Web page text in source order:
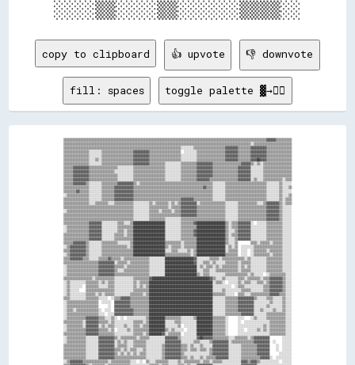
copy to clipboard 👍 upvote 👎 downvote
fill: spaces toggle palette ▓→✊🏽
▒▒▒▒▒▒▒▒▒▒▒▒▒▒▒▒▒▒▒▒▒▒▒▒▒▒▒▒▒▒▒▒▒▒▒▒▒▒▒▒▒▒▒▒▒▒▒▒▒▒▒▒▒▒▒▒▒▒▒▒▒▒▒▒▒▒▒▒▒▒▒▒▒▒▒▒▒▒▒▒▒▒▒▒▒▒▒▒▒▒▒▒▒▒▒▒▒▒▒▒▒▒▒▒▒▒▒▒▒▒▒▒▒▒▒▒▒▒▒▒▒▒▒▒▒▒▒▒▓▓▓▓▓▓▒▒▒▒▒▒▒▒▒▒
▒▒▒▒▒▒▒▒▒▒▒▒▒▒▒▒▒▒▒▒▒▒▒▒▒▒▒▒▒▒▒▒▒▒▒▒▒▒▒▒▒▒▒▒▒▒▒▒▒▒▒▒▒▒▒▒▒▒▒▒▒▒▒▒▒▒▒▒▒▒▒▒▒▒▒▒▒▒▒▒▒▒▒▒▒▒▒▒▒▒▒▒▒▒▒▒▒▒▒▒▒▒▒▒▒▒▒▒▒▒▒▒▒▒▒▒▒▒░░▒▒▒▒▒▒▒▒▒▒▒▒▒▒▒▒▒▒▒▒▒▒▒▒
▒▒▒▒▒▒▒▒▒▒▒▒▒▒▒▒▒▒▒▒▒▒▒▒▒▒▒▒▒▒▒▒▒▒▒▒▒▒▒▒▒▒▒▒▒▒▒▒▒▒▒▒▒▒▒▒▒▒▒▒▒▒▒▒▒▒▒▒▒▒▒▒▒▒░░░░░░░░▒▒▒▒▒▒▒▒▒▒▒▒▒▒▒▒▒▒▒▒▓▓▓▓▓▓▓▓▒▒▒▒▒▒▒▒▓▓▓▓▓▓▓▓▓▓▒▒▒▒▒▒▒▒▒▒▒▒▒▒▒▒
▒▒▒▒▒▒▒▒▒▒▒▒▒▒▒▒░░░░░░░░▒▒▒▒▒▒▒▒▒▒▒▒▒▒▒▒▒▒▒▒▓▓▓▓▓▓▓▓▓▓▒▒▒▒▒▒▒▒▒▒▒▒▒▒▒▒▒▒▒▒  ░░░░░░░░▒▒▒▒▒▒▒▒▒▒▒▒▒▒▒▒▒▒▓▓▓▓▓▓▓▓▒▒▒▒▒▒▒▒▓▓▓▓▓▓▓▓▓▓▒▒▒▒▒▒▒▒▒▒▒▒▒▒▒▒
▒▒▒▒▒▒▒▒▒▒▒▒▒▒▒▒░░░░░░░░▒▒▒▒▒▒▒▒▒▒▒▒▒▒▒▒▒▒▒▒▓▓▓▓▓▓▓▓▓▓▒▒▒▒▒▒▒▒▒▒▒▒▒▒▒▒▒▒▒▒░░░░░░░░░░▒▒▒▒▒▒▒▒▒▒▒▒▒▒▒▒▒▒▓▓▓▓▓▓▓▓▒▒▒▒▒▒▒▒▓▓▓▓▓▓▓▓▓▓▒▒▒▒▒▒▒▒▒▒▒▒▒▒▒▒
▒▒▒▒▒▒▒▒▒▒▒▒▒▒▒▒░░░░▒▒░░▒▒▒▒▒▒▒▒▒▒▒▒▒▒▒▒▒▒▒▒▓▓▓▓▓▓▓▓▓▓▒▒▒▒▒▒▒▒▒▒▒▒▒▒▒▒▒▒▒▒░░░░░░░░░░▒▒▒▒▒▒▒▒▒▒▒▒▒▒▒▒▒▒▓▓▓▓▓▓▓▓▒▒▒▒▒▒▒▒▓▓▓▓██▓▓▓▓▒▒▒▒▒▒▒▒▒▒▒▒▒▒▒▒
▒▒▒▒▒▒▒▒▒▒▒▒▒▒▒▒░░░░░░░░▒▒▒▒▒▒▒▒▒▒▒▒▒▒▒▒▒▒▒▒▓▓▓▓▓▓▓▓▓▓▒▒▒▒▒▒▒▒▒▒░░░░░░░░░░▒▒▒▒▒▒▒▒▒▒▓▓▓▓▓▓▓▓▓▓▒▒▒▒▒▒▒▒▒▒▒▒▒▒▒▒▒▒▓▓▓▓▓▓▒▒░░▒▒░░▒▒▒▒▒▒▒▒▒▒▒▒▒▒▒▒▒▒
▒▒▒▒▒▒▓▓▓▓▓▓▓▓▓▓▒▒▒▒▒▒▒▒▒▒▒▒▒▒▒▒▒▒░░░░░░░░░░▒▒▒▒▒▒▒▒▒▒▒▒▒▒▒▒▒▒▒▒░░░░░░░░░░▒▒▒▒▒▒▒▒▒▒▓▓▓▓▓▓▓▓▓▓▒▒▒▒▒▒▒▒▒▒▒▒▒▒▒▒▓▓▓▓▓▓▓▓░░░░░░░░▒▒▒▒▒▒▒▒▒▒▒▒▒▒▒▒▒▒
▒▒▒▒▒▒▓▓▓▓▓▓▓▓▓▓▒▒▒▒▒▒▒▒▒▒▒▒▒▒▒▒░░░░░░░░░░░░▒▒▒▒▒▒▒▒▒▒▒▒▒▒▒▒▒▒▒▒░░░░░░░░░░▒▒▒▒▒▒▒▒▒▒▓▓▓▓▓▓▓▓▓▓▒▒▒▒▒▒▒▒▒▒▒▒▒▒▒▒▓▓▓▓▓▓▓▓░░░░░░░░▒▒▒▒▒▒▒▒▒▒▒▒▒▒▒▒▒▒
▒▒▒▒▒▒▓▓▓▓▓▓▓▓▓▓▒▒▒▒▒▒▒▒▒▒▒▒▒▒▒▒▒▒░░░░░░░░░░▒▒▒▒▒▒▒▒▒▒▒▒▒▒▒▒▒▒▒▒░░░░░░░░░░▒▒▒▒▒▒▒▒▒▒▓▓▓▓▓▓▓▓▓▓▒▒▒▒▒▒▒▒▒▒▒▒▒▒▒▒▓▓▓▓▓▓▓▓░░░░░░░░▒▒▒▒▒▒▒▒▒▒▒▒▒▒▒▒▒▒
▒▒▒▒▒▒▓▓▓▓▓▓▓▓▓▓▒▒▒▒▒▒▒▒▒▒▒▒▒▒▒▒▒▒░░░░░░░░░░▒▒▒▒▒▒▒▒▒▒▒▒▒▒▒▒▒▒▒▒░░░░░░░░░░▒▒▒▒▒▒▒▒▒▒▓▓▓▓▓▓▓▓▒▒▒▒▒▒▒▒▒▒▒▒▒▒▒▒▒▒▓▓▓▓▓▓▓▓░░▒▒░░░░▒▒▒▒▒▒▒▒▒▒▒▒░░▒▒▒▒
▒▒▒▒▒▒▓▓▓▓▓▓▓▓▒▒░░░░░░░░▒▒▒▒▒▒▒▒▒▒▓▓▓▓▓▓▓▓▓▓▒▒░░▒▒▒▒▒▒▒▒▒▒▒▒▒▒▒▒▒▒▒▒▒▒▒▒▒▒▒▒▒▒▒▒▒▒▒▒▒▒▒▒▒▒▒▒▒▒░░░░░░░░▒▒▒▒▒▒▒▒▒▒▒▒▒▒▒▒▒▒▒▒▒▒▒▒▒▒░░░░░░░░▒▒░░░░░░
▒▒▒▒▒▒▒▒▒▒▒▒▒▒▒▒░░░░░░░░▒▒▒▒▒▒▒▒▓▓▓▓▓▓▓▓▓▓▓▓▒▒▒▒▒▒▒▒▒▒▒▒▒▒▒▒▒▒▒▒▒▒▒▒▒▒▒▒▒▒▒▒▒▒▒▒▒▒▒▒▒▒▒▒▓▓▒▒▒▒░░░░░░░░▒▒▒▒▒▒▒▒▒▒▒▒▒▒▒▒▒▒▒▒▒▒▒▒▒▒░░░░░░░░▒▒░░░░▒▒
▒▒▒▒▒▒▒▒▓▓▒▒▒▒▒▒░░░░░░░░▒▒▒▒▒▒▒▒▓▓▓▓▓▓▓▓▓▓▓▓▒▒▒▒▒▒▒▒▒▒▒▒▒▒▒▒▒▒▒▒▒▒▒▒▒▒▒▒▒▒▒▒▒▒▒▒▒▒▒▒▒▒▒▒▒▒▒▒▒▒░░░░░░░░▒▒▒▒▒▒▒▒▒▒▒▒▒▒▒▒▒▒▒▒▒▒▒▒▒▒░░░░░░░░▒▒░░░░░░
░░▒▒▒▒▒▒▒▒▒▒▒▒▒▒░░░░░░░░▒▒▒▒▒▒▒▒▓▓▓▓▓▓▓▓▓▓▓▓▒▒▒▒▒▒▒▒▒▒▒▒▒▒▒▒▒▒▒▒▒▒▒▒▒▒▒▒▒▒▒▒▒▒▒▒▒▒▒▒▒▒▒▒▒▒▒▒▒▒░░░░░░░░▒▒▒▒▒▒▒▒▒▒▒▒▒▒▒▒▒▒▒▒▒▒▒▒▒▒░░░░░░░░▒▒░░░░▒▒
▒▒▒▒▒▒▒▒▒▒▒▒▒▒▒▒░░░░░░░░▒▒▒▒▒▒▒▒▓▓▓▓▓▓▓▓▓▓▓▓▒▒▒▒▒▒▒▒▒▒▒▒▒▒▒▒▒▒▒▒▒▒▒▒▒▒▒▒▒▒▓▓▓▓▓▓▓▓▒▒▒▒▒▒▒▒▒▒▒▒░░░░░░░░▒▒▒▒▒▒▒▒▒▒▒▒▒▒▒▒▒▒▒▒▒▒▒▒▒▒░░░░░░░░▒▒░░▒▒▒▒
▒▒▒▒▒▒▒▒▒▒▒▒▒▒▒▒░░░░▒▒▒▒▒▒▒▒░░░░▒▒▒▒▒▒▒▒▒▒▒▒░░░░░░░░░░▒▒░░▒▒▒▒▒▒▒▒░░▒▒░░▒▒▓▓▓▓▓▓▓▓▓▓░░▒▒▒▒▒▒▒▒▒▒▒▒▒▒▒▒░░░░░░░░▒▒▒▒▒▒▒▒▒▒▒▒░░░░▒▒▓▓▓▓▓▓▓▓▒▒░░▒▒▒▒
▒▒▒▒▒▒▒▒▒▒▒▒▒▒▒▒▒▒▒▒▒▒▒▒▒▒▒▒▒▒▒▒▒▒▒▒▒▒▒▒▒▒▒▒░░░░░░░░░░▒▒▒▒▒▒▒▒▒▒▒▒░░▒▒▒▒▒▒▓▓▓▓▓▓▓▓▓▓▒▒▒▒▒▒▒▒▒▒▒▒▒▒▒▒▒▒░░░░░░░░▒▒▒▒▒▒▒▒▒▒▒▒▒▒▒▒▒▒▓▓▓▓▓▓▓▓▒▒░░░░░░
░░▒▒▒▒▒▒▒▒▒▒▒▒▒▒▒▒▒▒▒▒▒▒▒▒▒▒▒▒▒▒▒▒▒▒▒▒▒▒▒▒▒▒░░░░░░░░░░▒▒▒▒▒▒░░▒▒▒▒▒▒░░▒▒▒▒▓▓▓▓▓▓▓▓▓▓▒▒▒▒▒▒▒▒▒▒▒▒▒▒▒▒▒▒░░░░░░░░▒▒▒▒▒▒▒▒▒▒▒▒▒▒▒▒▒▒▓▓▓▓▓▓▓▓▒▒░░░░░░
▒▒▒▒▒▒▒▒▒▒▒▒▒▒▒▒▒▒▒▒▒▒▒▒▒▒▒▒▒▒▒▒▒▒▒▒▒▒▒▒▒▒▒▒░░░░░░░░░░▒▒▒▒▒▒▒▒▒▒▒▒▒▒▒▒▒▒▒▒▓▓▓▓▓▓▓▓▓▓▒▒▒▒▒▒▒▒▒▒▒▒▒▒▒▒▒▒░░░░░░░░▒▒▒▒▒▒▒▒▒▒▒▒▒▒▒▒▒▒▓▓▓▓▓▓▓▓▒▒░░░░░░
▒▒▒▒▒▒▒▒▒▒▒▒▒▒▒▒▒▒▒▒▒▒▒▒▒▒▒▒▒▒▒▒▒▒▒▒▒▒▒▒▒▒▒▒░░░░░░░░░░▒▒▒▒▒▒▒▒▒▒░░░░░░░░░░▒▒▒▒▒▒▒▒▒▒▒▒▒▒▒▒▒▒▒▒▒▒▒▒▒▒▒▒░░░░░░░░▒▒▒▒▒▒▒▒▒▒▒▒▒▒▒▒▒▒▓▓▓▓▓▓▓▓▒▒░░░░░░
▒▒▒▒▒▒▒▒▒▒▒▒▒▒▒▒▓▓▓▓▓▓▓▓░░░░░░░░░░▒▒▒▒░░░░▒▒████████████████████░░░░░░░░░░▒▒▒▒▒▒▒▒▓▓██████████████████▒▒░░▒▒▒▒▓▓▓▓▓▓▓▓░░  ░░░░░░▒▒▒▒▒▒▒▒▒▒░░░░░░
░░▒▒▒▒▒▒▒▒▒▒▒▒▒▒▓▓▓▓▓▓▓▓░░░░░░░░░░▒▒▒▒▒▒▒▒▒▒████████████████████░░░░░░░░░░▒▒▒▒▒▒▒▒▒▒██████████████████▒▒░░▒▒▒▒▓▓▓▓▓▓▓▓░░░░░░░░░░▒▒▒▒▒▒▒▒▒▒░░░░░░
░░▒▒▒▒▒▒▒▒▒▒▒▒▒▒▓▓▓▓▓▓▓▓░░░░░░░░░░▒▒▒▒░░▒▒▒▒████████████████████░░░░░░░░░░▒▒▒▒▒▒▒▒▓▓██████████████████▒▒░░░░▒▒▓▓▓▓▓▓▓▓░░░░░░░░░░▒▒▒▒▒▒▒▒▒▒░░░░░░
▒▒▒▒▒▒▒▒▒▒▒▒▒▒▒▒▓▓▓▓▓▓▓▓░░░░░░░░▒▒▒▒▒▒░░▒▒▒▒████████████████████░░░░░░░░░░▒▒▒▒▒▒▒▒▓▓██████████████████▒▒░░▒▒▒▒▓▓▓▓▓▓▓▓░░░░░░░░░░▒▒▒▒▒▒▒▒▒▒░░░░░░
▒▒▒▒▒▒▒▒▒▒▒▒▒▒▒▒▓▓▓▓▓▓▓▓░░░░░░░░▒▒▒▒▒▒▒▒▒▒▒▒████████████████████░░░░░░░░░░▒▒▒▒▒▒▒▒▒▒██████████████████▒▒░░░░▒▒▓▓▓▓▓▓▓▓░░░░░░░░░░▒▒▒▒▒▒▒▒▒▒░░░░░░
▒▒▒▒▒▒▓▓▓▓▓▓▓▓▒▒░░░░░░░░▒▒▒▒▒▒▒▒▒▒░░░░░░░░▒▒████████████████████▒▒▒▒▒▒▒▒▒▒░░▒▒▒▒▒▒▒▒██████████████████▒▒░░░░▒▒        ▒▒▒▒░░▒▒▒▒▒▒░░▒▒▒▒▒▒░░░░░░
░░▒▒▓▓▓▓▓▓▓▓▓▓▒▒░░░░░░░░▒▒▒▒▒▒▒▒▒▒▒▒▒▒▒▒░░▒▒████████████████████▒▒░░▒▒▒▒▒▒░░▒▒▒▒▒▒▒▒██████████████████░░▒▒░░▒▒  ░░░░░░░░▒▒▒▒▒▒▒▒▒▒▒▒▒▒▒▒▒▒░░░░░░
▒▒▒▒▓▓▓▓▓▓▓▓▓▓▒▒░░░░░░░░▒▒▒▒▒▒▒▒▒▒▒▒▒▒▒▒▒▒▒▒████████████████████░░░░▒▒▒▒░░░░░░▒▒░░▒▒██████████████████░░▒▒▒▒▒▒  ░░░░  ░░▒▒▒▒▒▒▒▒░░▒▒▒▒▒▒▒▒░░░░░░
░░▒▒▓▓▓▓▓▓▓▓▓▓▒▒░░░░░░░░▒▒▒▒▒▒▒▒▒▒▒▒▒▒▒▒▒▒▒▒████████████████████▒▒▒▒▒▒▒▒▒▒▒▒▒▒▒▒░░▒▒██████████████████▒▒▒▒▒▒▒▒  ░░░░  ░░▒▒▒▒▒▒▒▒▒▒░░▒▒▒▒▒▒░░░░░░
▒▒▒▒▓▓▓▓▓▓▓▓▒▒▒▒░░░░░░▒▒▒▒▒▒▓▓▒▒▒▒▒▒░░▒▒▒▒▒▒▒▒▒▒▒▒▒▒▒▒░░░░░░░░░░██████████████████▓▓░░░░░░░░▒▒▒▒▒▒░░▒▒▒▒▒▒▒▒▒▒▒▒▒▒░░▒▒░░░░░░░░░░▒▒▒▒▒▒▒▒▒▒░░░░░░
▒▒▒▒▒▒▒▒▒▒▒▒▒▒▒▒▒▒▒▒▒▒▓▓▓▓▓▓▓▓▓▓░░▒▒▒▒▒▒░░▒▒▒▒▒▒▒▒▒▒▒▒░░░░░░░░░░██████████████████▓▓░░░░▒▒▒▒░░▒▒░░░░░░▒▒▒▒▒▒▒▒░░▒▒▒▒▒▒░░░░░░░░░░▒▒▒▒▒▒▒▒▒▒░░░░░░
░░▒▒▒▒▒▒▒▒▒▒▒▒▒▒▒▒▒▒▒▒▓▓▓▓▓▓▓▓▓▓▒▒▒▒▒▒░░▒▒▒▒▒▒▒▒▒▒▒▒▒▒░░░░░░░░░░████████████████████░░▒▒░░▒▒▒▒░░▒▒░░▒▒▒▒▒▒▒▒▒▒░░▒▒░░▒▒░░░░░░░░░░▒▒▒▒▒▒▒▒▒▒░░░░░░
░░▒▒▒▒▒▒▒▒▒▒▒▒▒▒▒▒▒▒▒▒▓▓▓▓▓▓▓▓▓▓▒▒░░░░▒▒▒▒▒▒▒▒▒▒▒▒▒▒▒▒░░░░░░░░░░████████████████████░░░░▒▒▒▒░░░░▒▒▒▒▒▒▒▒▒▒▒▒▒▒░░▒▒▒▒▒▒░░░░░░░░░░▒▒▒▒▒▒▒▒▒▒░░░░░░
░░▒▒▒▒▒▒▒▒▒▒▒▒▒▒▒▒▒▒▒▒▓▓▓▓▓▓▓▓▓▓▒▒▒▒▒▒▒▒▒▒▒▒▒▒▒▒▒▒▒▒▒▒░░░░░░░░░░████████████████████▒▒░░▒▒▒▒░░░░░░░░░░▒▒▒▒▒▒▒▒▒▒▒▒▒▒░░▒▒░░░░░░  ░░▒▒▒▒▒▒▒▒▒▒░░░░
▒▒▒▒▒▒▒▒▒▒▒▒▒▒▒▒▒▒░░▒▒▒▒▒▒▒▒▒▒▒▒░░░░░░░░░░░░▒▒▒▒▒▒▒▒▒▒▓▓████████████████████████████████████▓▓▒▒░░░░▒▒░░░░░░░░▒▒▒▒░░▒▒▒▒▒▒▒▒░░▒▒▒▒▓▓▓▓▓▓▓▓▒▒░░░░
░░▒▒░░░░░░░░░░▒▒▒▒▒▒▒▒░░▒▒░░▒▒▒▒░░░░░░░░░░░░▒▒░░▒▒▒▒▒▒████████████████████████████████████████░░▒▒▒▒░░  ░░░░░░▒▒░░▒▒▒▒░░░░▒▒▒▒░░▒▒▓▓▓▓▓▓▓▓▒▒░░░░
░░▒▒░░░░░░░░  ▒▒▒▒▒▒▒▒░░░░░░▒▒▒▒░░░░░░░░░░░░▒▒░░▒▒░░▒▒████████████████████████████████████████░░░░░░░░░░░░  ░░▒▒▒▒░░░░░░░░░░░░▒▒▒▒▓▓▓▓▓▓▓▓▒▒░░░░
░░▒▒░░░░░░    ▒▒▒▒▒▒▒▒▒▒▒▒▒▒▒▒▒▒░░░░░░░░░░░░▒▒▒▒▒▒▒▒▒▒████████████████████████████████████████░░░░░░▒▒░░░░░░░░░░▒▒▒▒▒▒░░░░░░░░▒▒▒▒▓▓▓▓▓▓▓▓▒▒░░░░
░░▒▒░░░░░░░░░░▒▒▒▒▒▒░░▒▒░░▒▒▒▒▒▒░░░░░░░░░░▒▒▒▒▒▒▒▒░░▒▒████████████████████████████████████████▒▒▒▒▒▒▒▒░░░░░░  ▒▒▒▒░░░░▒▒▒▒▒▒▒▒▒▒▒▒▓▓▓▓▓▓▒▒▒▒░░░░
▒▒▒▒░░░░░░░░░░▒▒▒▒▒▒▒▒░░░░░░  ░░▒▒▒▒▓▓▓▓▓▓▒▒▒▒▒▒▒▒▒▒▒▒████████████████████████████████████████░░░░░░░░▒▒▒▒▒▒▒▒▓▓▓▓▓▓▓▓▓▓▒▒░░░░░░▒▒▒▒░░░░░░▒▒░░░░
░░▒▒▒▒▒▒▒▒▒▒▒▒▒▒▒▒▒▒▒▒  ░░░░░░  ▓▓▓▓▓▓▓▓▓▓▒▒▒▒▒▒▒▒▒▒▒▒████████████████████████████████████████░░░░░░░░▒▒▒▒▒▒▒▒▓▓▓▓▓▓▓▓▓▓░░░░░░░░░░▒▒░░░░░░▒▒░░░░
░░▒▒▒▒▒▒▒▒▒▒▒▒▒▒▒▒▒▒▒▒      ░░  ▓▓▓▓▓▓▓▓▓▓▒▒▒▒▒▒▒▒▒▒▒▒████████████████████████████████████████░░░░░░░░▒▒▒▒▒▒▒▒▓▓▓▓▓▓▓▓▓▓░░░░░░░░▒▒░░░░░░░░▒▒░░░░
░░▒▒▒▒░░▒▒▒▒▒▒▒▒▒▒▒▒▒▒░░  ░░░░  ▓▓▓▓▓▓▓▓▓▓▓▓▒▒▒▒▒▒▒▒▒▒████████████████████████████████████████░░░░░░░░▒▒▒▒▒▒▒▒▓▓▓▓▓▓▓▓▓▓░░░░▒▒░░░░░░▒▒░░░░▒▒░░░░
░░▒▒▒▒▒▒▒▒▒▒▒▒▒▒▒▒▒▒▒▒░░░░  ░░░░▓▓▓▓▓▓▓▓▓▓▓▓▒▒▒▒▒▒▒▒▒▒████████████████████████████████████████░░░░░░░░▒▒▒▒▒▒▒▒▒▒▓▓▓▓▓▓▓▓░░░░░░░░▒▒▒▒▒▒▒▒▒▒▒▒░░░░
░░▒▒▒▒▒▒▒▒▒▒▒▒▓▓▓▓▓▓▓▓▒▒▒▒░░░░▒▒░░  ░░  ░░░░░░░░░░░░▒▒██████████▒▒▒▒▒▒▒▒▒▒░░░░░░░░▒▒██████████▒▒▒▒▒▒▒▒░░      ░░░░    ░░▒▒░░░░░░▒▒▒▒▒▒▒▒▒▒▒▒░░░░
▒▒▒▒▒▒▒▒▒▒▒▒░░▓▓▓▓▓▓▓▓▒▒▒▒▒▒░░▒▒░░░░░░░░░░░░▒▒▒▒▒▒░░▒▒██████████░░░░░░▒▒▒▒░░░░░░░░░░██████████▒▒▒▒▒▒▒▒░░      ░░  ░░░░░░░░░░░░░░░░▒▒▒▒▒▒▒▒▒▒░░░░
░░▒▒▒▒▒▒▒▒▒▒░░▓▓▓▓▓▓▓▓░░▒▒░░▒▒▒▒░░░░░░▒▒░░░░▒▒▒▒░░▒▒▒▒██████████░░░░░░░░▒▒  ░░░░░░░░██████████▒▒▒▒▒▒▒▒░░      ░░░░░░░░░░░░░░░░▒▒░░▒▒▒▒▒▒▒▒▒▒░░░░
░░▒▒▒▒▒▒▒▒▒▒▒▒▓▓▓▓▓▓▓▓▒▒▒▒▒▒░░▒▒  ░░░░░░▒▒░░▒▒▒▒▒▒▒▒▒▒██████████▒▒░░▒▒░░░░░░  ░░░░░░██████████▒▒▒▒▒▒▒▒░░      ░░░░  ░░░░░░▒▒░░▒▒░░▒▒▒▒▒▒▒▒▒▒░░░░
▒▒▒▒▒▒▒▒▒▒▒▒▒▒▓▓▓▓▓▓▓▓▒▒▒▒▒▒▒▒▒▒░░░░░░░░░░░░▒▒▒▒▒▒░░▒▒████████▓▓░░▒▒▒▒▒▒▒▒  ░░░░░░░░██████████▒▒▒▒▒▒▒▒░░      ░░░░░░░░░░░░░░░░░░░░▒▒▒▒▒▒▒▒▒▒░░░░
░░▒▒▒▒▒▒▒▒▒▒▒▒░░░░░░░░▓▓▓▓▓▓▓▓▓▓▒▒░░▒▒▒▒▒▒▒▒▒▒░░▒▒▒▒▒▒░░░░░░░░░░▓▓▓▓▓▓▓▓▒▒░░░░░░░░░░▓▓██▓▓▓▓▓▓▒▒▒▒▒▒▒▒▒▒░░░░▒▒▒▒▒▒▒▒░░▒▒▓▓▓▓▓▓▓▓▓▓        ░░░░░░
░░▒▒▒▒▒▒▒▒▒▒▒▒░░░░░░░░▓▓▓▓▓▓▓▓▓▓░░▒▒░░▒▒░░░░▒▒▒▒▒▒▒▒░░░░░░░░░░░░▓▓▓▓▓▓▓▓▓▓░░░░░░░░▒▒▒▒░░░░░░▒▒▓▓▓▓▓▓▓▓▓▓░░▒▒▒▒▒▒▒▒▒▒▒▒▒▒▓▓▓▓▓▓▓▓▓▓  ░░    ░░░░░░
▒▒▒▒▒▒▒▒▒▒▒▒▒▒░░░░░░░░▓▓▓▓▓▓▓▓▓▓░░▒▒▒▒▒▒░░░░▒▒▒▒▒▒▒▒░░░░░░░░░░▒▒▓▓▓▓▓▓▓▓▓▓▒▒▒▒░░▒▒░░░░▒▒░░░░░░▓▓▓▓▓▓▓▓▓▓░░░░░░░░▒▒▒▒▒▒▒▒▒▒▓▓▓▓▓▓▓▓    ░░  ░░░░░░
▒▒▒▒▒▒▒▒▒▒▒▒▒▒░░░░░░░░▓▓▓▓▓▓▓▓▓▓▒▒▒▒░░▒▒░░▒▒▒▒░░░░▒▒░░░░░░░░░░▒▒▓▓▓▓▓▓▓▓▓▓▒▒▒▒░░▒▒▒▒░░▒▒▒▒░░▒▒▓▓▓▓▓▓▓▓▓▓░░░░░░░░▒▒▒▒▒▒▒▒▒▒▓▓▓▓▓▓▓▓    ░░  ░░░░░░
▒▒▒▒▒▒▒▒▒▒▒▒▒▒░░░░░░░░▓▓▓▓▓▓▓▓▓▓▒▒░░▒▒░░▒▒░░▒▒░░▒▒▒▒░░░░░░░░░░▒▒▓▓▓▓▓▓▓▓▓▓▒▒░░░░░░░░░░░░░░░░▒▒▓▓▓▓▓▓▓▓▓▓░░░░░░░░▒▒▒▒▒▒▒▒▒▒▓▓▓▓▓▓▓▓      ░░░░░░░░
▒▒▒▒▒▒▒▒▒▒▒▒▒▒░░░░░░░░▓▓▓▓▓▓▓▓▓▓▒▒▒▒▒▒▒▒▒▒▒▒▒▒▒▒▒▒▒▒░░░░░░░░░░▒▒▓▓▓▓▓▓▓▓▓▓▒▒▒▒░░▒▒░░░░▒▒░░▒▒▒▒▒▒▓▓▓▓▓▓▓▓░░░░░░░░▒▒▒▒▒▒▒▒▒▒▒▒▓▓▓▓▓▓░░  ░░░░░░░░░░
░░▒▒▓▓▓▓▓▓▓▓▒▒▒▒▒▒▒▒▒▒▒▒▒▒▒▒░░▒▒▒▒▒▒▒▒▒▒▒▒░░░░  ░░  ▒▒░░░░▒▒▒▒▒▒▒▒░░░░░░▒▒░░▒▒▒▒▒▒▒▒▒▒░░▒▒▒▒░░▒▒▒▒▒▒░░░░░░░░░░░░▓▓▓▓▒▒▓▓▓▓▒▒░░░░░░░░░░░░  ░░░░░░
▒▒▒▒▓▓▓▓▓▓▓▓▓▓▒▒░░▒▒▒▒▒▒▒▒░░▒▒▒▒▒▒▒▒▒▒▒▒▒▒░░░░░░░░░░░░▒▒▒▒▒▒░░▒▒▒▒░░░░░░▒▒▒▒░░▒▒░░░░▓▓▓▓▓▓▓▓▓▓░░░░░░░░░░░░░░░░░░▓▓▓▓▓▓▓▓▓▓░░░░░░░░░░░░░░░░░░░░░░
▒▒▒▒▓▓▓▓▓▓▓▓▓▓▒▒▒▒▒▒▒▒▒▒▒▒▒▒░░▒▒▒▒▒▒▒▒▒▒▒▒░░░░░░░░░░░░▒▒▒▒▒▒░░▒▒▒▒▒▒▒▒▒▒▒▒░░░░▒▒░░░░▓▓▓▓▓▓▓▓▓▓░░░░░░░░░░░░▒▒░░░░▓▓▓▓▓▓▓▓▓▓░░░░░░▒▒░░  ░░░░░░░░░░
▒▒▓▓▓▓▓▓▓▓▓▓▓▓▒▒▒▒▒▒▒▒▒▒▒▒▒▒▒▒▒▒▒▒▒▒▒▒▒▒▒▒░░░░░░░░░░░░▒▒▒▒▒▒▒▒▒▒▒▒▒▒░░▒▒░░▒▒░░░░▒▒░░▓▓▓▓▓▓▓▓▓▓░░░░░░░░░░░░▒▒▒▒▒▒▓▓▓▓▓▓▓▓▓▓░░░░░░▒▒░░░░░░░░░░░░░░
░░▒▒▓▓▓▓▓▓▓▓▓▓▒▒▒▒▒▒▒▒▒▒▒▒▒▒▒▒▒▒▒▒▒▒▒▒▒▒▒▒░░░░░░░░░░░░▒▒▒▒▒▒░░▒▒▒▒▒▒▒▒▒▒▒▒▒▒▒▒▒▒░░░░▓▓▓▓▓▓▓▓▓▓░░░░░░░░░░░░▒▒░░░░▓▓▓▓▓▓▓▓▒▒▒▒▒▒░░░░░░░░░░░░░░░░░░
▒▒▒▒▒▒▒▒▒▒▒▒▒▒▒▒▒▒▒▒░░▓▓▓▓▓▓▓▓▒▒░░░░░░░░░░▒▒▒▒░░▒▒▒▒▒▒▓▓▓▓▓▓▓▓▒▒▒▒▒▒▒▒▒▒▒▒░░░░░░  ░░▒▒░░▒▒░░▒▒▒▒▒▒▒▒▒▒▒▒░░░░░░▒▒░░░░    ░░▒▒▒▒▒▒▒▒▒▒░░░░░░░░░░░░
▒▒▒▒░░▒▒▒▒▒▒▒▒▒▒▒▒▒▒▒▒▓▓▓▓▓▓▓▓▓▓░░░░░░░░░░▒▒▒▒░░░░▒▒▒▒▓▓▓▓▓▓▓▓▓▓▒▒▒▒▒▒▒▒▒▒░░░░░░░░░░▒▒▒▒▒▒░░▒▒▒▒▒▒▒▒▒▒▒▒░░░░░░▒▒  ░░  ░░  ▒▒▒▒▒▒▒▒▒▒░░▒▒░░░░░░░░
▒▒▒▒▒▒▒▒▒▒▒▒▒▒▒▒▒▒▒▒▒▒▓▓▓▓▓▓▓▓▒▒░░░░░░░░░░▒▒▒▒░░░░▒▒▒▒▓▓▓▓▓▓▓▓▓▓▒▒▒▒▒▒▒▒▒▒░░░░░░░░░░▒▒▒▒░░▒▒▒▒▒▒▒▒▒▒▒▒▒▒▒▒▒▒░░▒▒░░░░  ░░░░▒▒▒▒░░▒▒▒▒░░░░░░░░░░░░
▒▒▒▒▒▒░░▒▒▒▒▒▒▒▒▒▒▒▒▒▒▓▓▓▓▓▓▓▓▓▓░░░░░░░░░░▒▒▒▒▒▒▒▒▒▒▒▒▓▓▓▓▓▓▓▓▓▓▒▒▒▒▒▒▒▒▒▒░░░░░░░░░░░░░░▒▒░░▒▒▒▒▒▒▒▒▒▒▒▒░░░░▒▒▒▒  ░░░░░░░░▒▒▒▒▒▒▒▒▒▒░░░░░░░░░░░░
▒▒▒▒▒▒▒▒▒▒▒▒▒▒▒▒▒▒▒▒▒▒▓▓▓▓▓▓▓▓▒▒░░░░░░░░░░▒▒▒▒▒▒▒▒▒▒▒▒▓▓▓▓▓▓▓▓▒▒▒▒▒▒▒▒▒▒▒▒░░░░░░░░░░▒▒▒▒▒▒▒▒▒▒▒▒▒▒▒▒▒▒▒▒░░▒▒░░░░░░░░░░░░░░▒▒▒▒▒▒▒▒▒▒░░▒▒▒▒▒▒▒▒░░
▒▒▒▒▒▒▒▒▒▒▒▒▒▒░░░░░░░░▒▒▒▒▒▒▒▒▒▒▓▓▓▓▓▓▓▓▓▓▒▒░░░░░░▒▒░░        ░░▒▒▒▒▒▒░░▒▒▓▓▓▓▓▓▓▓▓▓▒▒▒▒▒▒▒▒▒▒░░░░░░  ░░▓▓▓▓▓▓▓▓▒▒░░░░░░▒▒░░░░░░░░▒▒░░░░░░░░░░░░
▒▒▒▒▒▒▒▒▒▒▒▒▒▒░░░░░░░░▒▒░░▒▒▒▒▒▒▓▓▓▓▓▓▓▓▓▓▒▒▒▒▒▒▒▒▒▒░░  ░░░░  ░░▒▒▒▒▒▒▒▒▒▒▓▓▓▓▓▓▓▓▓▓▒▒▒▒▒▒▒▒▒▒░░░░░░  ░░▓▓▓▓▓▓▓▓░░░░▒▒▒▒▒▒░░░░▒▒░░▒▒░░░░▒▒░░▒▒░░
▒▒▒▒▒▒▒▒▒▒▒▒▒▒░░░░░░░░▒▒▒▒▒▒▒▒▒▒▓▓▓▓▓▓▓▓▓▓▒▒▒▒▒▒▒▒▒▒░░  ░░░░░░░░▒▒▒▒▒▒▒▒▒▒▓▓▓▓▓▓▓▓▓▓▒▒▒▒▒▒▒▒▒▒░░░░░░░░░░▓▓▓▓▓▓▓▓░░░░░░▒▒▒▒░░░░░░▒▒▒▒░░▒▒░░░░